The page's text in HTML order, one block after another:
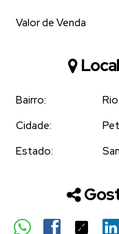
Valor de Venda
Bairro:
Cidade:
Estado: